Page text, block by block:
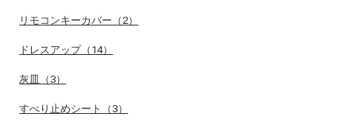
リモコンキーカバー（2）
ドレスアップ（14）
灰皿（3）
すべり止めシート（3）